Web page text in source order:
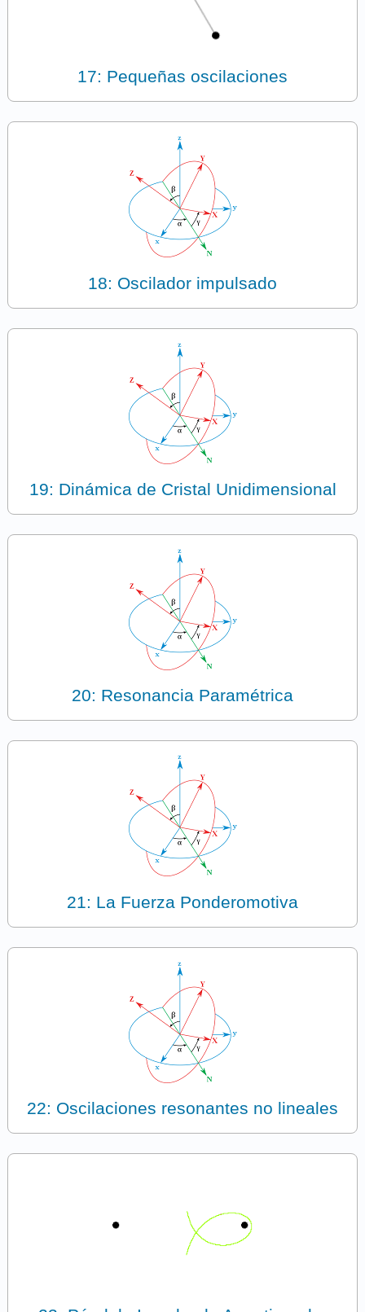
17: Pequeñas oscilaciones
18: Oscilador impulsado
19: Dinámica de Cristal Unidimensional
20: Resonancia Paramétrica
21: La Fuerza Ponderomotiva
22: Oscilaciones resonantes no lineales